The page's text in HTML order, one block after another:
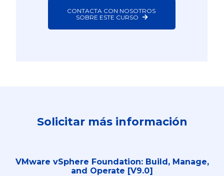
CONTACTA CON NOSOTROS
SOBRE ESTE CURSO
Solicitar más información
VMware vSphere Foundation: Build, Manage,
and Operate [V9.0]